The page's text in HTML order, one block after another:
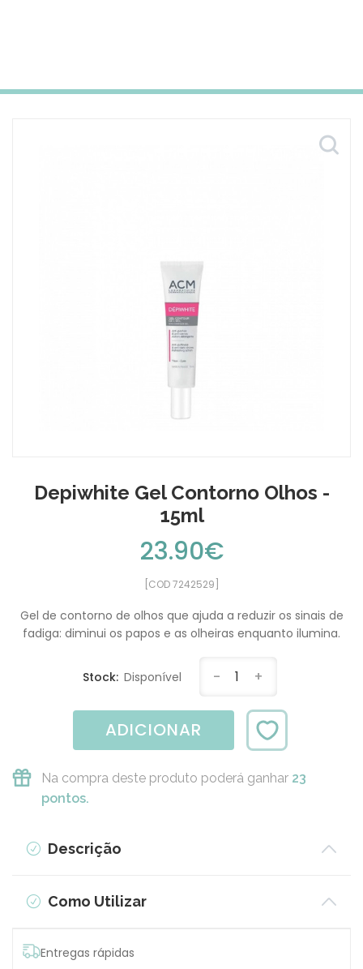
Depiwhite Gel Contorno Olhos -
15ml
23.90€
[COD 7242529]
Gel de contorno de olhos que ajuda a reduzir os sinais de
fadiga: diminui os papos e as olheiras enquanto ilumina.
Stock: Disponível - 1 +
ADICIONAR
Na compra deste produto poderá ganhar 23
pontos.
Descrição
Como Utilizar
Entregas rápidas